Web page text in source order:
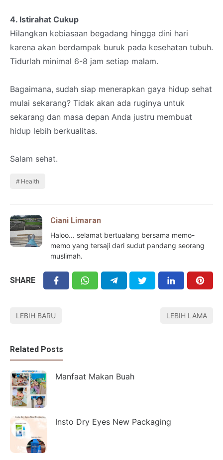
4. Istirahat Cukup
Hilangkan kebiasaan begadang hingga dini hari
karena akan berdampak buruk pada kesehatan tubuh.
Tidurlah minimal 6-8 jam setiap malam.
Bagaimana, sudah siap menerapkan gaya hidup sehat
mulai sekarang? Tidak akan ada ruginya untuk
sekarang dan masa depan Anda justru membuat
hidup lebih berkualitas.
Salam sehat.
Health
Ciani Limaran
Haloo... selamat bertualang bersama memo-
memo yang tersaji dari sudut pandang seorang
muslimah.
SHARE
LEBIH BARU LEBIH LAMA
Related Posts
Manfaat Makan Buah
Insto Dry Eyes New Packaging